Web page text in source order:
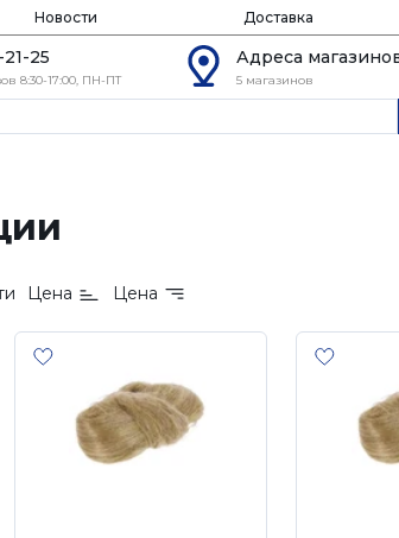
Новости Доставка
25
8:30-17:00, ПН-ПТ
Адреса
5 магазинов
Цена Цена